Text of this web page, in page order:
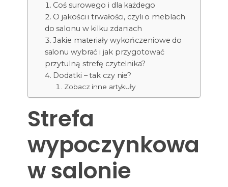
Coś surowego i dla każdego
O jakości i trwałości, czyli o meblach
do salonu w kilku zdaniach
Jakie materiały wykończeniowe do
salonu wybrać i jak przygotować
przytulną strefę czytelnika?
Dodatki – tak czy nie?
Zobacz inne artykuły
Strefa
wypoczynkowa
w salonie